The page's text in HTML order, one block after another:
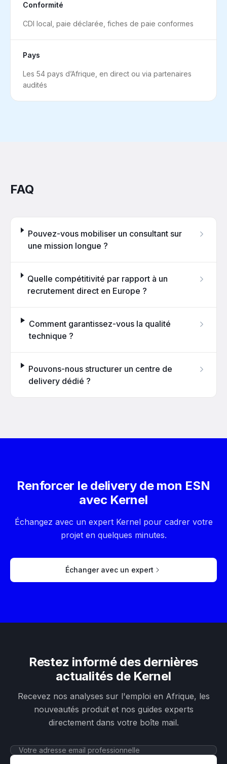
Conformité
CDI local, paie déclarée, fiches de paie conformes
Pays
Les 54 pays d’Afrique, en direct ou via partenaires
audités
FAQ
Pouvez-vous mobiliser un consultant sur
une mission longue ?
Quelle compétitivité par rapport à un
recrutement direct en Europe ?
Comment garantissez-vous la qualité
technique ?
Pouvons-nous structurer un centre de
delivery dédié ?
Renforcer le delivery de mon ESN
avec Kernel
Échangez avec un expert Kernel pour cadrer votre
projet en quelques minutes.
Échanger avec un expert
Restez informé des dernières
actualités de Kernel
Recevez nos analyses sur l'emploi en Afrique, les
nouveautés produit et nos guides experts
directement dans votre boîte mail.